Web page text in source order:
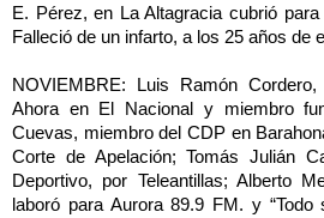
E. Pérez, en La Altagracia cubrió
Falleció de un infarto, a los 25 años de
NOVIEMBRE: Luis Ramón
Ahora en El Nacional y miembro
Cuevas, miembro del CDP en
Corte de Apelación; Tomás Julián
Deportivo, por Teleantillas; Alberto
laboró para Aurora 89.9 FM. y